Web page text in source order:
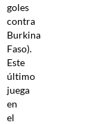
goles
contra
Burkina
Faso).
Este
último
juega
en
el